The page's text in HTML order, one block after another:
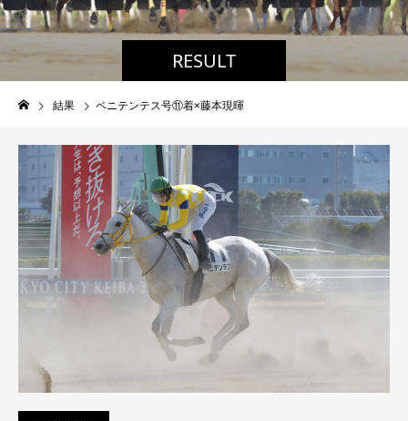
RESULT
結果 ペニテンテス号⑪着×藤本現暉